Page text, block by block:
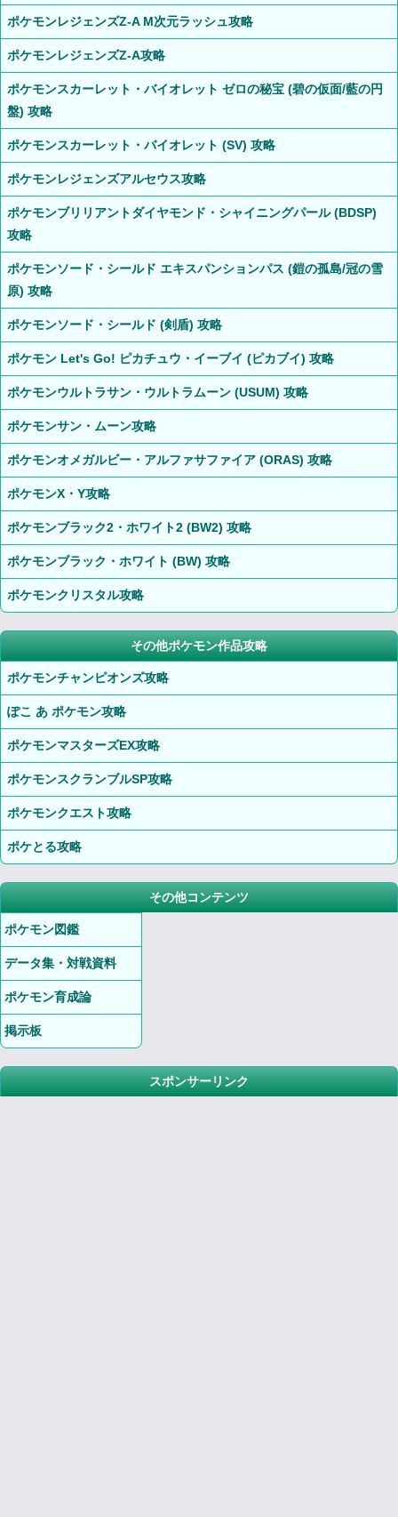
ポケモンレジェンズZ-A M次元ラッシュ攻略
ポケモンレジェンズZ-A攻略
ポケモンスカーレット・バイオレット ゼロの秘宝 (碧の仮面/藍の円
盤) 攻略
ポケモンスカーレット・バイオレット (SV) 攻略
ポケモンレジェンズアルセウス攻略
ポケモンブリリアントダイヤモンド・シャイニングパール (BDSP)
攻略
ポケモンソード・シールド エキスパンションパス (鎧の孤島/冠の雪
原) 攻略
ポケモンソード・シールド (剣盾) 攻略
ポケモン Let's Go! ピカチュウ・イーブイ (ピカブイ) 攻略
ポケモンウルトラサン・ウルトラムーン (USUM) 攻略
ポケモンサン・ムーン攻略
ポケモンオメガルビー・アルファサファイア (ORAS) 攻略
ポケモンX・Y攻略
ポケモンブラック2・ホワイト2 (BW2) 攻略
ポケモンブラック・ホワイト (BW) 攻略
ポケモンクリスタル攻略
その他ポケモン作品攻略
ポケモンチャンピオンズ攻略
ぽこ あ ポケモン攻略
ポケモンマスターズEX攻略
ポケモンスクランブルSP攻略
ポケモンクエスト攻略
ポケとる攻略
その他コンテンツ
ポケモン図鑑
データ集・対戦資料
ポケモン育成論
掲示板
スポンサーリンク